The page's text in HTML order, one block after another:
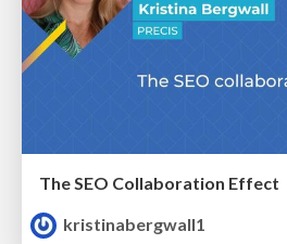
The SEO Collaboration Effect
kristinabergwall1